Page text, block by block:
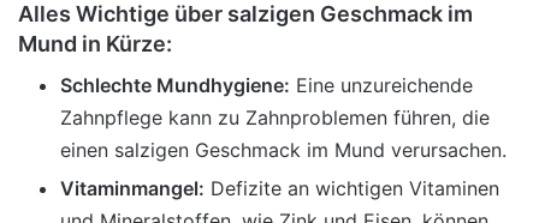
Alles Wichtige über salzigen Geschmack im
Mund in Kürze:
Schlechte Mundhygiene: Eine unzureichende
Zahnpflege kann zu Zahnproblemen führen, die
einen salzigen Geschmack im Mund verursachen.
Vitaminmangel: Defizite an wichtigen Vitaminen